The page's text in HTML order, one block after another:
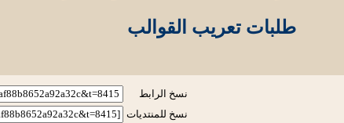
طلبات تعريب القوالب
نسخ الرابط
نسخ للمنتديات